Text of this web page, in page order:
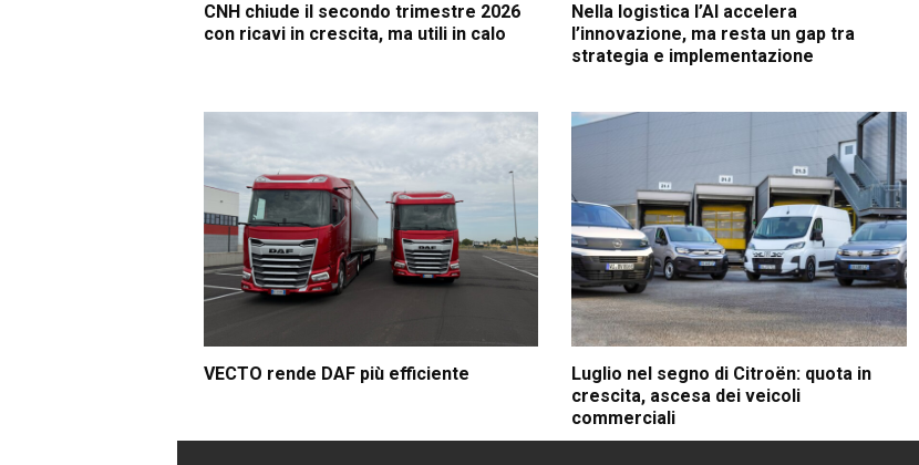
CNH chiude il secondo trimestre 2026
con ricavi in crescita, ma utili in calo
Nella logistica l’AI accelera
l’innovazione, ma resta un gap tra
strategia e implementazione
VECTO rende DAF più efficiente
Luglio nel segno di Citroën: quota in
crescita, ascesa dei veicoli
commerciali